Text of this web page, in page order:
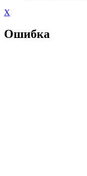
X
Ошибка